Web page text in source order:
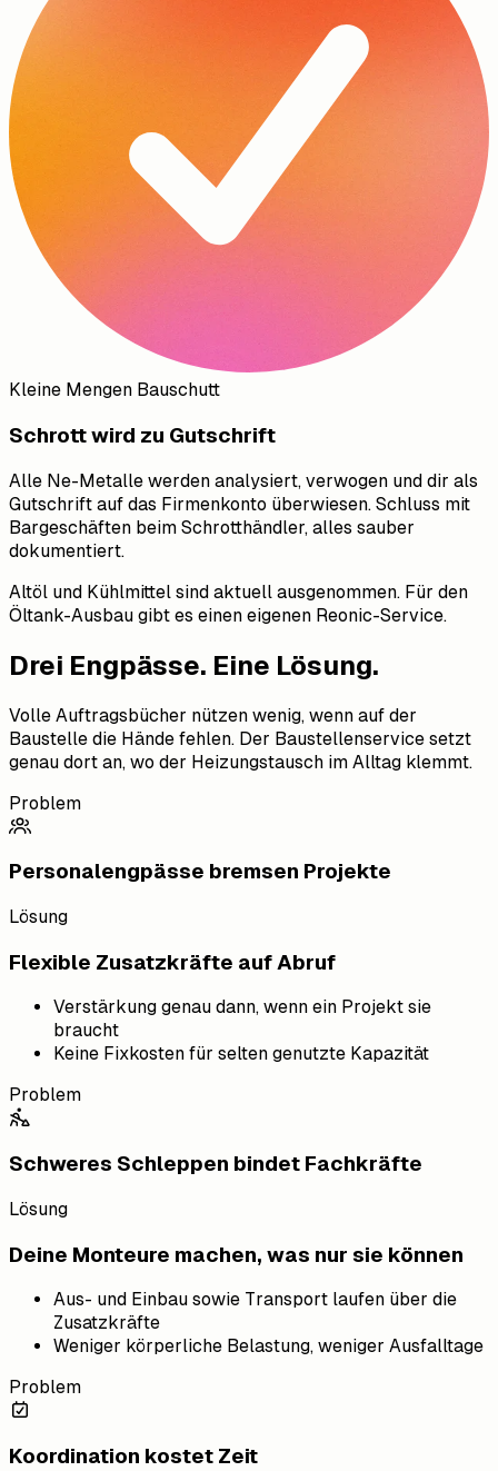
Kleine Mengen Bauschutt
Schrott wird zu Gutschrift
Alle Ne-Metalle werden analysiert, verwogen und dir als
Gutschrift auf das Firmenkonto überwiesen. Schluss mit
Bargeschäften beim Schrotthändler, alles sauber
dokumentiert.
Altöl und Kühlmittel sind aktuell ausgenommen. Für den
Öltank-Ausbau gibt es einen eigenen Reonic-Service.
Drei Engpässe. Eine Lösung.
Volle Auftragsbücher nützen wenig, wenn auf der
Baustelle die Hände fehlen. Der Baustellenservice setzt
genau dort an, wo der Heizungstausch im Alltag klemmt.
Problem
Personalengpässe bremsen Projekte
Lösung
Flexible Zusatzkräfte auf Abruf
Verstärkung genau dann, wenn ein Projekt sie
braucht
Keine Fixkosten für selten genutzte Kapazität
Problem
Schweres Schleppen bindet Fachkräfte
Lösung
Deine Monteure machen, was nur sie können
Aus- und Einbau sowie Transport laufen über die
Zusatzkräfte
Weniger körperliche Belastung, weniger Ausfalltage
Problem
Koordination kostet Zeit